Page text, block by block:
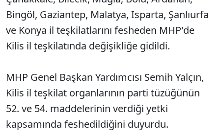
Bingöl, Gaziantep, Malatya, Isparta, Şanlıurfa
ve Konya il teşkilatlarını fesheden MHP'de
Kilis il teşkilatında değişikliğe gidildi.
MHP Genel Başkan Yardımcısı Semih Yalçın,
Kilis il teşkilat organlarının parti tüzüğünün
52. ve 54. maddelerinin verdiği yetki
kapsamında feshedildiğini duyurdu.